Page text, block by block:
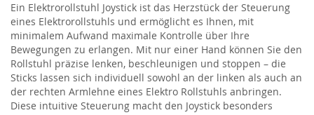
Ein Elektrorollstuhl Joystick ist das Herzstück der Steuerung
eines Elektrorollstuhls und ermöglicht es Ihnen, mit
minimalem Aufwand maximale Kontrolle über Ihre
Bewegungen zu erlangen. Mit nur einer Hand können Sie den
Rollstuhl präzise lenken, beschleunigen und stoppen – die
Sticks lassen sich individuell sowohl an der linken als auch an
der rechten Armlehne eines Elektro Rollstuhls anbringen.
Diese intuitive Steuerung macht den Joystick besonders